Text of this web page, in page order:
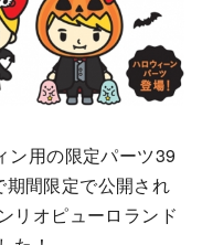
ン用の限定パーツ39
間限定で公開され
リオピューロランド